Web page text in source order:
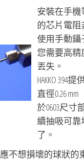
安裝在手機
的芯片電阻
使用手動鑷
您需要高
丟失。
HAKKO 394
直徑0.26 mm
於0603尺寸
續抽吸可靠
了。
不想損壞的球狀的